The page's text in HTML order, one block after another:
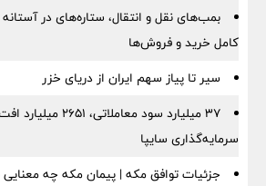
بمب‌های نقل و انتقال، ستاره‌های در
کامل خرید و فروش‌ها
سیر تا پیاز سهم ایران از دریای خزر
۳۷ میلیارد سود
سرمایه‌گذاری سایپا
جزئیات توافق مکه | پیمان مکه چه معنایی